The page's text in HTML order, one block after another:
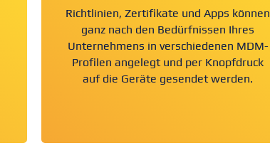
Richtlinien, Zertifikate und Apps können
ganz nach den Bedürfnissen Ihres
Unternehmens in verschiedenen MDM-
Profilen angelegt und per Knopfdruck
auf die Geräte gesendet werden.